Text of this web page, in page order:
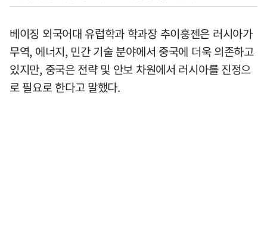
베이징 외국어대 유럽학과 학과장 추이훙젠은 러시아가
무역, 에너지, 민간 기술 분야에서 중국에 더욱 의존하고
있지만, 중국은 전략 및 안보 차원에서 러시아를 진정으
로 필요로 한다고 말했다.